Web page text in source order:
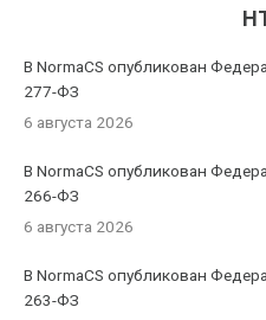
В NormaCS опубликован
277-ФЗ
6 августа 2026
В NormaCS опубликован
266-ФЗ
6 августа 2026
В NormaCS опубликован
263-ФЗ